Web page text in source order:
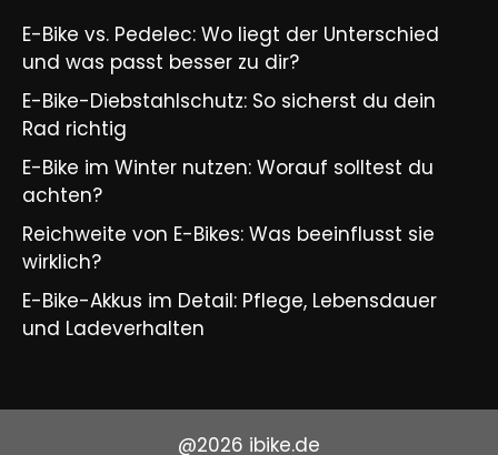
E-Bike vs. Pedelec: Wo liegt der Unterschied
und was passt besser zu dir?
E-Bike-Diebstahlschutz: So sicherst du dein
Rad richtig
E-Bike im Winter nutzen: Worauf solltest du
achten?
Reichweite von E-Bikes: Was beeinflusst sie
wirklich?
E-Bike-Akkus im Detail: Pflege, Lebensdauer
und Ladeverhalten
@2026 ibike.de